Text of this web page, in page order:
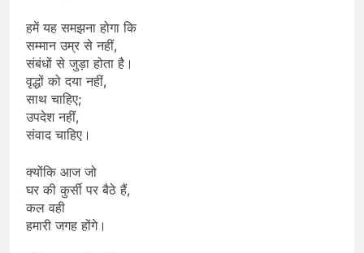
हमें यह समझना होगा कि
सम्मान उम्र से नहीं,
संबंधों से जुड़ा होता है।
वृद्धों को दया नहीं,
साथ चाहिए;
उपदेश नहीं,
संवाद चाहिए।
क्योंकि आज जो
घर की कुर्सी पर बैठे हैं,
कल वही
हमारी जगह होंगे।